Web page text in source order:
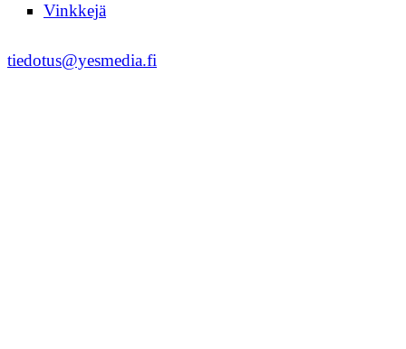
Vinkkejä
tiedotus@yesmedia.fi